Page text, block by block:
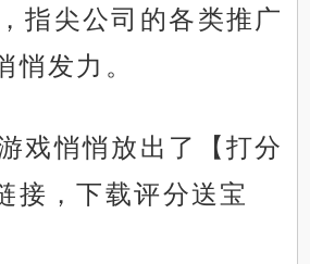
指尖公司的各类推广
悄发力。
戏悄悄放出了【打分
接，下载评分送宝